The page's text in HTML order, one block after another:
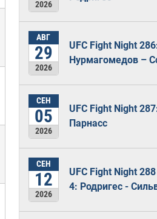
2026
АВГ
29
2026
UFC Fight Night
Нурмагомедов –
СЕН
05
2026
UFC Fight Night
Парнасс
СЕН
12
2026
UFC Fight Night
4: Родригес -